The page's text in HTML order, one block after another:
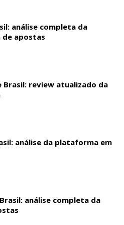
análise completa da
apostas
Brasil: review atualizado da
análise da plataforma em
análise completa da